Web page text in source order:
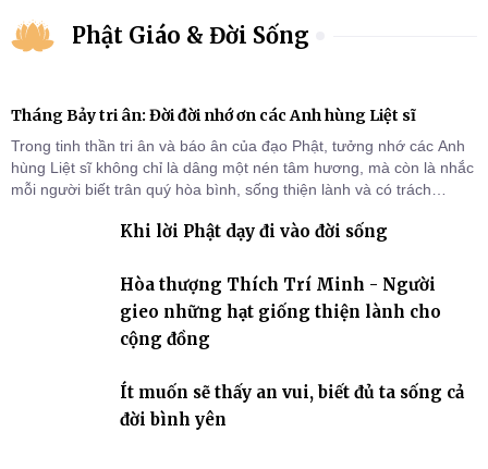
Phật Giáo & Đời Sống
Tháng Bảy tri ân: Đời đời nhớ ơn các Anh hùng Liệt sĩ
Trong tinh thần tri ân và báo ân của đạo Phật, tưởng nhớ các Anh
hùng Liệt sĩ không chỉ là dâng một nén tâm hương, mà còn là nhắc
mỗi người biết trân quý hòa bình, sống thiện lành và có trách
Khi lời Phật dạy đi vào đời sống
Hòa thượng Thích Trí Minh - Người
gieo những hạt giống thiện lành cho
cộng đồng
Ít muốn sẽ thấy an vui, biết đủ ta sống cả
đời bình yên